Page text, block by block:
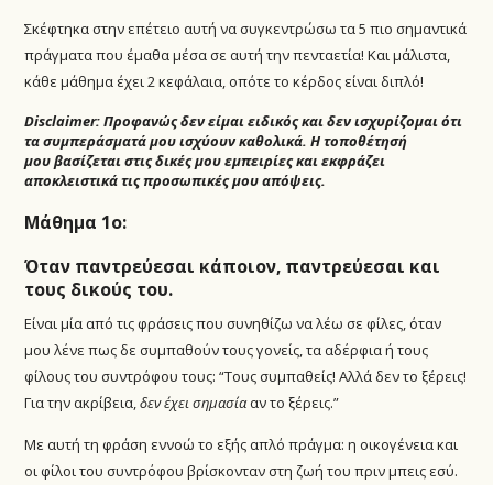
Σκέφτηκα στην επέτειο αυτή να συγκεντρώσω τα 5 πιο σημαντικά
πράγματα που έμαθα μέσα σε αυτή την πενταετία! Και μάλιστα,
κάθε μάθημα έχει 2 κεφάλαια, οπότε το κέρδος είναι διπλό!
Disclaimer: Προφανώς δεν είμαι ειδικός και δεν ισχυρίζομαι ότι
τα συμπεράσματά μου ισχύουν καθολικά. Η τοποθέτησή
μου βασίζεται στις δικές μου εμπειρίες και εκφράζει
αποκλειστικά τις προσωπικές μου απόψεις.
Μάθημα 1ο:
Όταν παντρεύεσαι κάποιον, παντρεύεσαι και
τους δικούς του.
Είναι μία από τις φράσεις που συνηθίζω να λέω σε φίλες, όταν
μου λένε πως δε συμπαθούν τους γονείς, τα αδέρφια ή τους
φίλους του συντρόφου τους: “Τους συμπαθείς! Αλλά δεν το ξέρεις!
Για την ακρίβεια,δεν έχει σημασίααν το ξέρεις.”
Με αυτή τη φράση εννοώ το εξής απλό πράγμα: η οικογένεια και
οι φίλοι του συντρόφου βρίσκονταν στη ζωή του πριν μπεις εσύ.